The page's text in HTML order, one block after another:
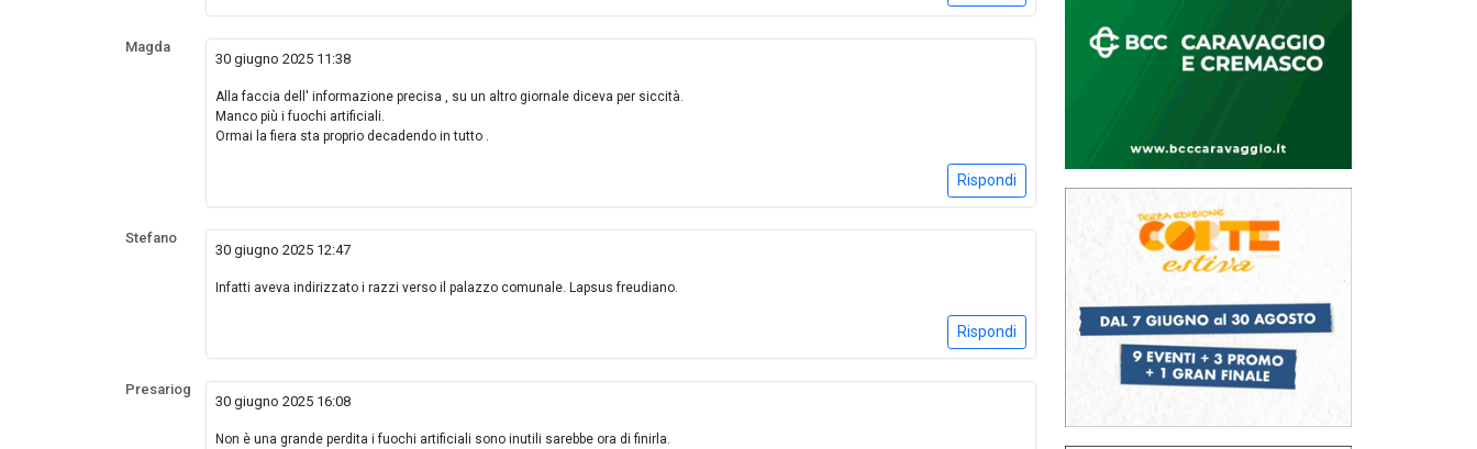
Magda
30 giugno 2025 11:38
Alla faccia dell' informazione precisa , su un altro giornale diceva per siccità.
Manco più i fuochi artificiali.
Ormai la fiera sta proprio decadendo in tutto .
Rispondi
Stefano
30 giugno 2025 12:47
Infatti aveva indirizzato i razzi verso il palazzo comunale. Lapsus freudiano.
Rispondi
Presariog
30 giugno 2025 16:08
Non è una grande perdita i fuochi artificiali sono inutili sarebbe ora di finirla.